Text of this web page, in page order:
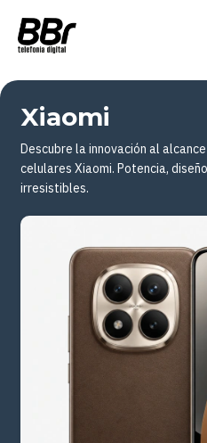
Xiaomi
Descubre la innovación al
celulares Xiaomi. Potencia,
irresistibles.